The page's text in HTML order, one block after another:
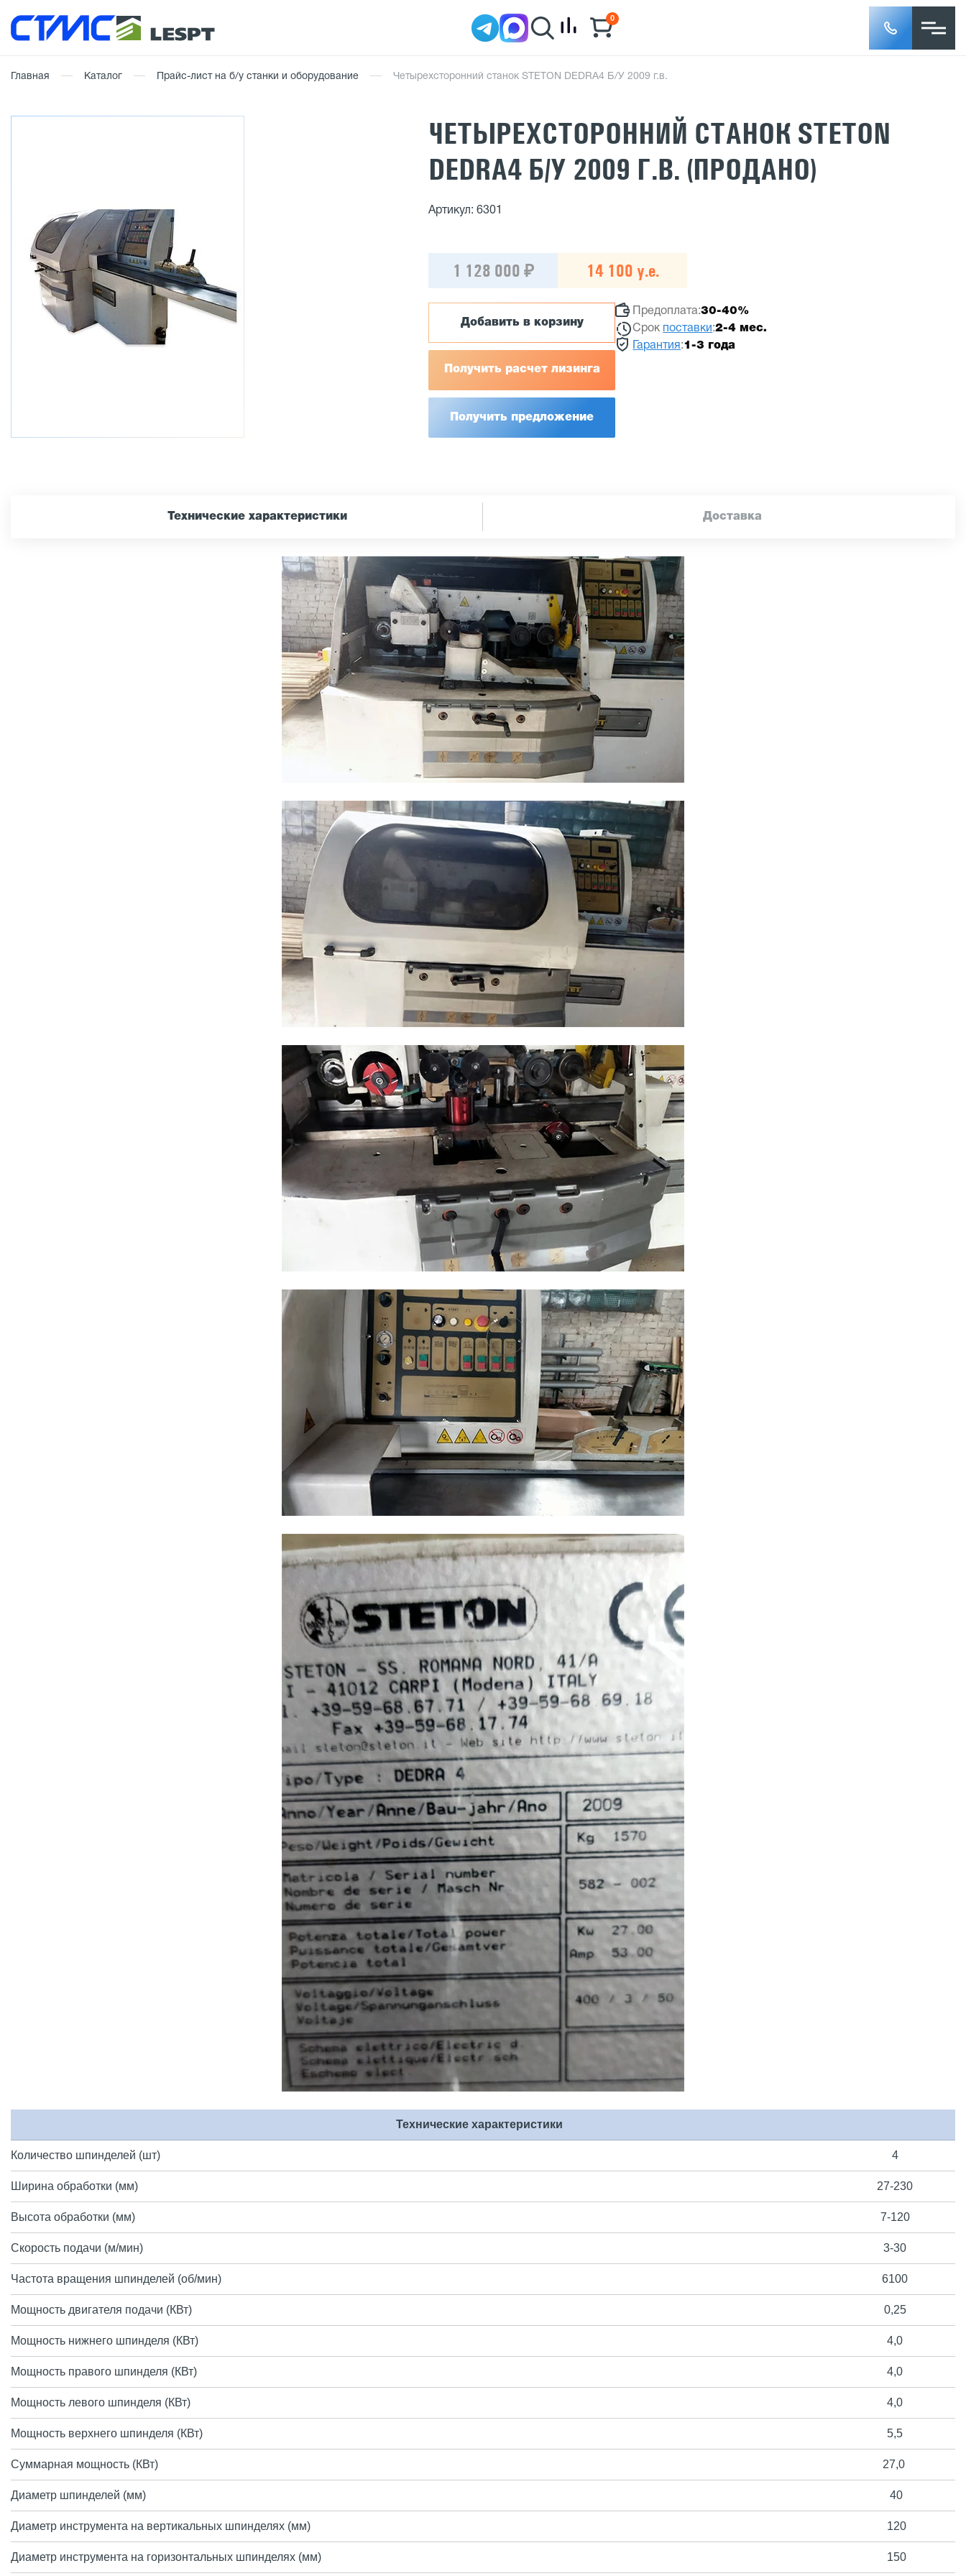
0
Главная Каталог Прайс-лист на б/у станки и оборудование Четырехсторонний станок STETON DEDRA4 Б/У 2009 г.в.
ЧЕТЫРЕХСТОРОННИЙ СТАНОК STETON
DEDRA4 Б/У 2009 Г.В. (ПРОДАНО)
Артикул: 6301
1 128 000 ₽ 14 100 у.е.
Добавить в корзину
Получить расчет лизинга
Получить предложение
Предоплата:30-40%
Срок поставки :2-4 мес.
Гарантия :1-3 года
Технические характеристики Доставка
Технические характеристики
Количество шпинделей (шт) 4
Ширина обработки (мм) 27-230
Высота обработки (мм) 7-120
Скорость подачи (м/мин) 3-30
Частота вращения шпинделей (об/мин) 6100
Мощность двигателя подачи (КВт) 0,25
Мощность нижнего шпинделя (КВт) 4,0
Мощность правого шпинделя (КВт) 4,0
Мощность левого шпинделя (КВт) 4,0
Мощность верхнего шпинделя (КВт) 5,5
Суммарная мощность (КВт) 27,0
Диаметр шпинделей (мм) 40
Диаметр инструмента на вертикальных шпинделях (мм) 120
Диаметр инструмента на горизонтальных шпинделях (мм) 150